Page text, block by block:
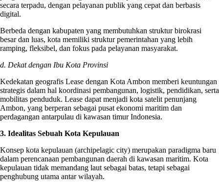
secara terpadu, dengan pelayanan publik yang cepat dan berbasis
digital.
Berbeda dengan kabupaten yang membutuhkan struktur birokrasi
besar dan luas, kota memiliki struktur pemerintahan yang lebih
ramping, fleksibel, dan fokus pada pelayanan masyarakat.
d. Dekat dengan Ibu Kota Provinsi
Kedekatan geografis Lease dengan Kota Ambon memberi keuntungan
strategis dalam hal koordinasi pembangunan, logistik, pendidikan, serta
mobilitas penduduk. Lease dapat menjadi kota satelit penunjang
Ambon, yang berperan sebagai pusat ekonomi maritim dan
perdagangan antarpulau di kawasan timur Indonesia.
3. Idealitas Sebuah Kota Kepulauan
Konsep kota kepulauan (archipelagic city) merupakan paradigma baru
dalam perencanaan pembangunan daerah di kawasan maritim. Kota
kepulauan tidak memandang laut sebagai batas, tetapi sebagai
penghubung utama antar wilayah.